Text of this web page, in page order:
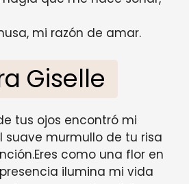
mi razón de amar.
Giselle
tus ojos encontró mi
suave murmullo de tu risa
como una flor en
ilumina mi vida